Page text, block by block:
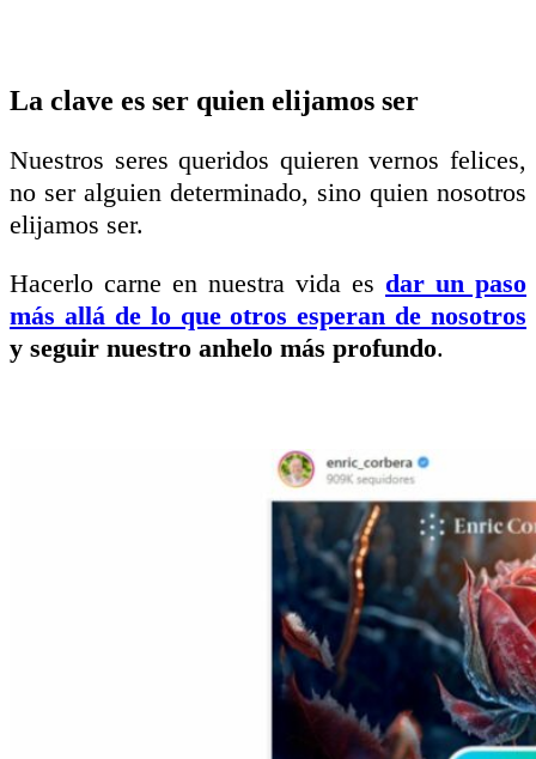
La clave es ser quien elijamos ser
Nuestros seres queridos quieren vernos felices,
no ser alguien determinado, sino quien nosotros
elijamos ser.
Hacerlo carne en nuestra vida es dar un paso
más allá de lo que otros esperan de nosotros
y seguir nuestro anhelo más profundo.